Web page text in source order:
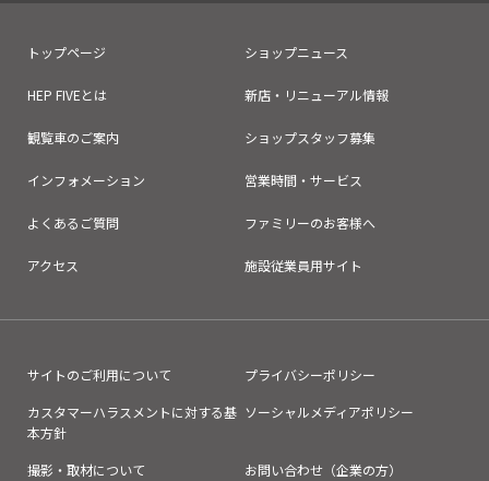
トップページ ショップニュース
HEP FIVEとは 新店・リニューアル情報
観覧車のご案内 ショップスタッフ募集
インフォメーション 営業時間・サービス
よくあるご質問 ファミリーのお客様へ
アクセス 施設従業員用サイト
サイトのご利用について
プライバシーポリシー
カスタマーハラスメントに対する基
本方針
ソーシャルメディアポリシー
撮影・取材について
お問い合わせ（企業の方）